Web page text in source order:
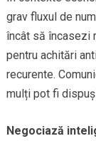
grav fluxul de
încât să încasezi
pentru achitări
recurente.
mulți pot fi
Negociază